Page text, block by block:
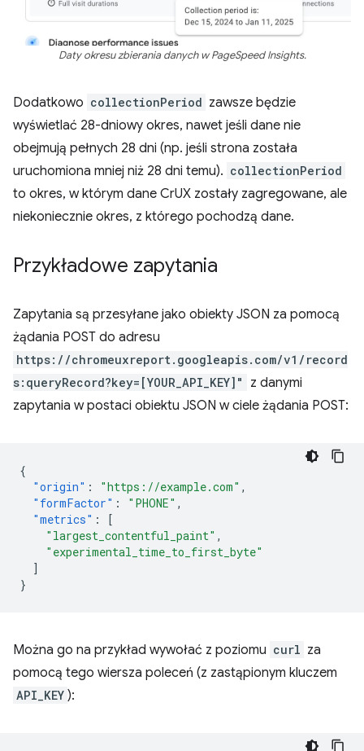
Daty okresu zbierania danych w PageSpeed Insights.
Dodatkowo collectionPeriod zawsze będzie
wyświetlać 28-dniowy okres, nawet jeśli dane nie
obejmują pełnych 28 dni (np. jeśli strona została
uruchomiona mniej niż 28 dni temu). collectionPeriod
to okres, w którym dane CrUX zostały zagregowane, ale
niekoniecznie okres, z którego pochodzą dane.
Przykładowe zapytania
Zapytania są przesyłane jako obiekty JSON za pomocą
żądania POST do adresu
https://chromeuxreport.googleapis.com/v1/record
s:queryRecord?key=[YOUR_API_KEY]"
z danymi
zapytania w postaci obiektu JSON w ciele żądania POST:
{
"origin" : "https://example.com" ,
"formFactor" : "PHONE" ,
"metrics" :
[
"largest_contentful_paint" ,
"experimental_time_to_first_byte"
]
}
Można go na przykład wywołać z poziomu curl za
pomocą tego wiersza poleceń (z zastąpionym kluczem
API_KEY ):